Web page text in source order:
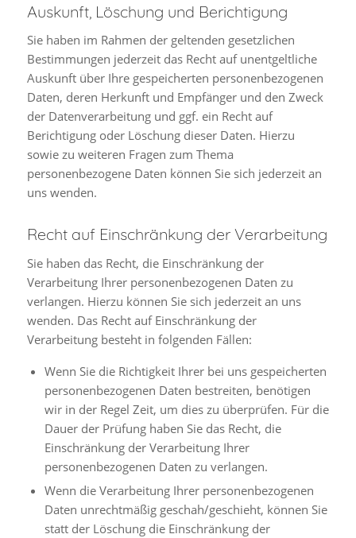
Auskunft, Löschung und Berichtigung
Sie haben im Rahmen der geltenden gesetzlichen
Bestimmungen jederzeit das Recht auf unentgeltliche
Auskunft über Ihre gespeicherten personenbezogenen
Daten, deren Herkunft und Empfänger und den Zweck
der Datenverarbeitung und ggf. ein Recht auf
Berichtigung oder Löschung dieser Daten. Hierzu
sowie zu weiteren Fragen zum Thema
personenbezogene Daten können Sie sich jederzeit an
uns wenden.
Recht auf Einschränkung der Verarbeitung
Sie haben das Recht, die Einschränkung der
Verarbeitung Ihrer personenbezogenen Daten zu
verlangen. Hierzu können Sie sich jederzeit an uns
wenden. Das Recht auf Einschränkung der
Verarbeitung besteht in folgenden Fällen:
Wenn Sie die Richtigkeit Ihrer bei uns gespeicherten
personenbezogenen Daten bestreiten, benötigen
wir in der Regel Zeit, um dies zu überprüfen. Für die
Dauer der Prüfung haben Sie das Recht, die
Einschränkung der Verarbeitung Ihrer
personenbezogenen Daten zu verlangen.
Wenn die Verarbeitung Ihrer personenbezogenen
Daten unrechtmäßig geschah/geschieht, können Sie
statt der Löschung die Einschränkung der